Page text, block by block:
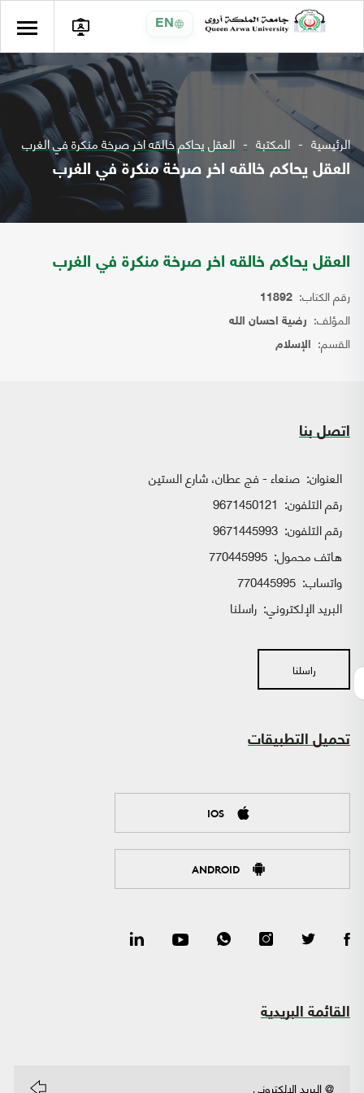
EN
الرئيسية المكتبة العقل يحاكم خالقه اخر صرخة منكرة في الغرب
العقل يحاكم خالقه اخر صرخة منكرة في الغرب
العقل يحاكم خالقه اخر صرخة منكرة في الغرب
رقم الكتاب: 11892
المؤلف: رضية احسان الله
القسم: الإسلام
اتصل بنا
العنوان: صنعاء - فج عطان، شارع الستين
رقم التلفون: 9671450121
رقم التلفون: 9671445993
هاتف محمول: 770445995
واتساب:
البريد الإلكتروني: راسلنا
راسلنا
تحميل التطبيقات
IOS
ANDROID
القائمة البريدية